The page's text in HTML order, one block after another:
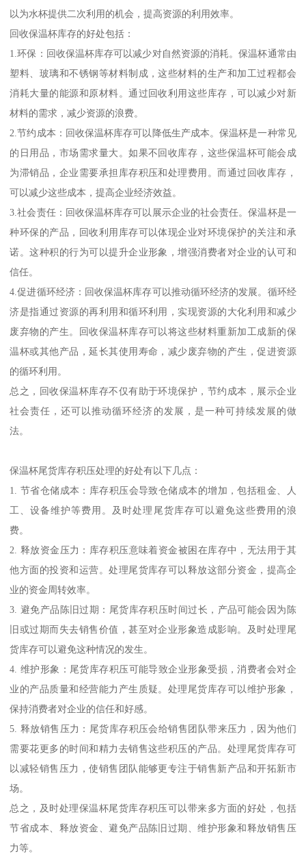
以为水杯提供二次利用的机会，提高资源的利用效率。
回收保温杯库存的好处包括：
1.环保：回收保温杯库存可以减少对自然资源的消耗。保温杯通常由
塑料、玻璃和不锈钢等材料制成，这些材料的生产和加工过程都会
消耗大量的能源和原材料。通过回收利用这些库存，可以减少对新
材料的需求，减少资源的浪费。
2.节约成本：回收保温杯库存可以降低生产成本。保温杯是一种常见
的日用品，市场需求量大。如果不回收库存，这些保温杯可能会成
为滞销品，企业需要承担库存积压和处理费用。而通过回收库存，
可以减少这些成本，提高企业经济效益。
3.社会责任：回收保温杯库存可以展示企业的社会责任。保温杯是一
种环保的产品，回收利用库存可以体现企业对环境保护的关注和承
诺。这种积的行为可以提升企业形象，增强消费者对企业的认可和
信任。
4.促进循环经济：回收保温杯库存可以推动循环经济的发展。循环经
济是指通过资源的再利用和循环利用，实现资源的大化利用和减少
废弃物的产生。回收保温杯库存可以将这些材料重新加工成新的保
温杯或其他产品，延长其使用寿命，减少废弃物的产生，促进资源
的循环利用。
总之，回收保温杯库存不仅有助于环境保护，节约成本，展示企业
社会责任，还可以推动循环经济的发展，是一种可持续发展的做
法。